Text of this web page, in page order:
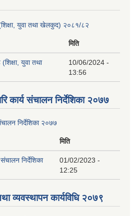
(शिक्षा, युवा तथा खेलकुद) २०८१/८२
मिति
युवा तथा
10/06/2024 -
13:56
कार्य संचालन निर्देशिका २०७७
निर्देशिका २०७७
मिति
निर्देशिका
01/02/2023 -
12:25
व्यवस्थापन कार्यविधि २०७९